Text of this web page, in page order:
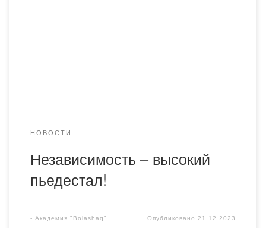
НОВОСТИ
Независимость – высокий
пьедестал!
- Академия "Bolashaq" Опубликовано21.12.2023